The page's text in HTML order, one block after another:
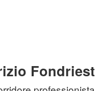
Fondriest